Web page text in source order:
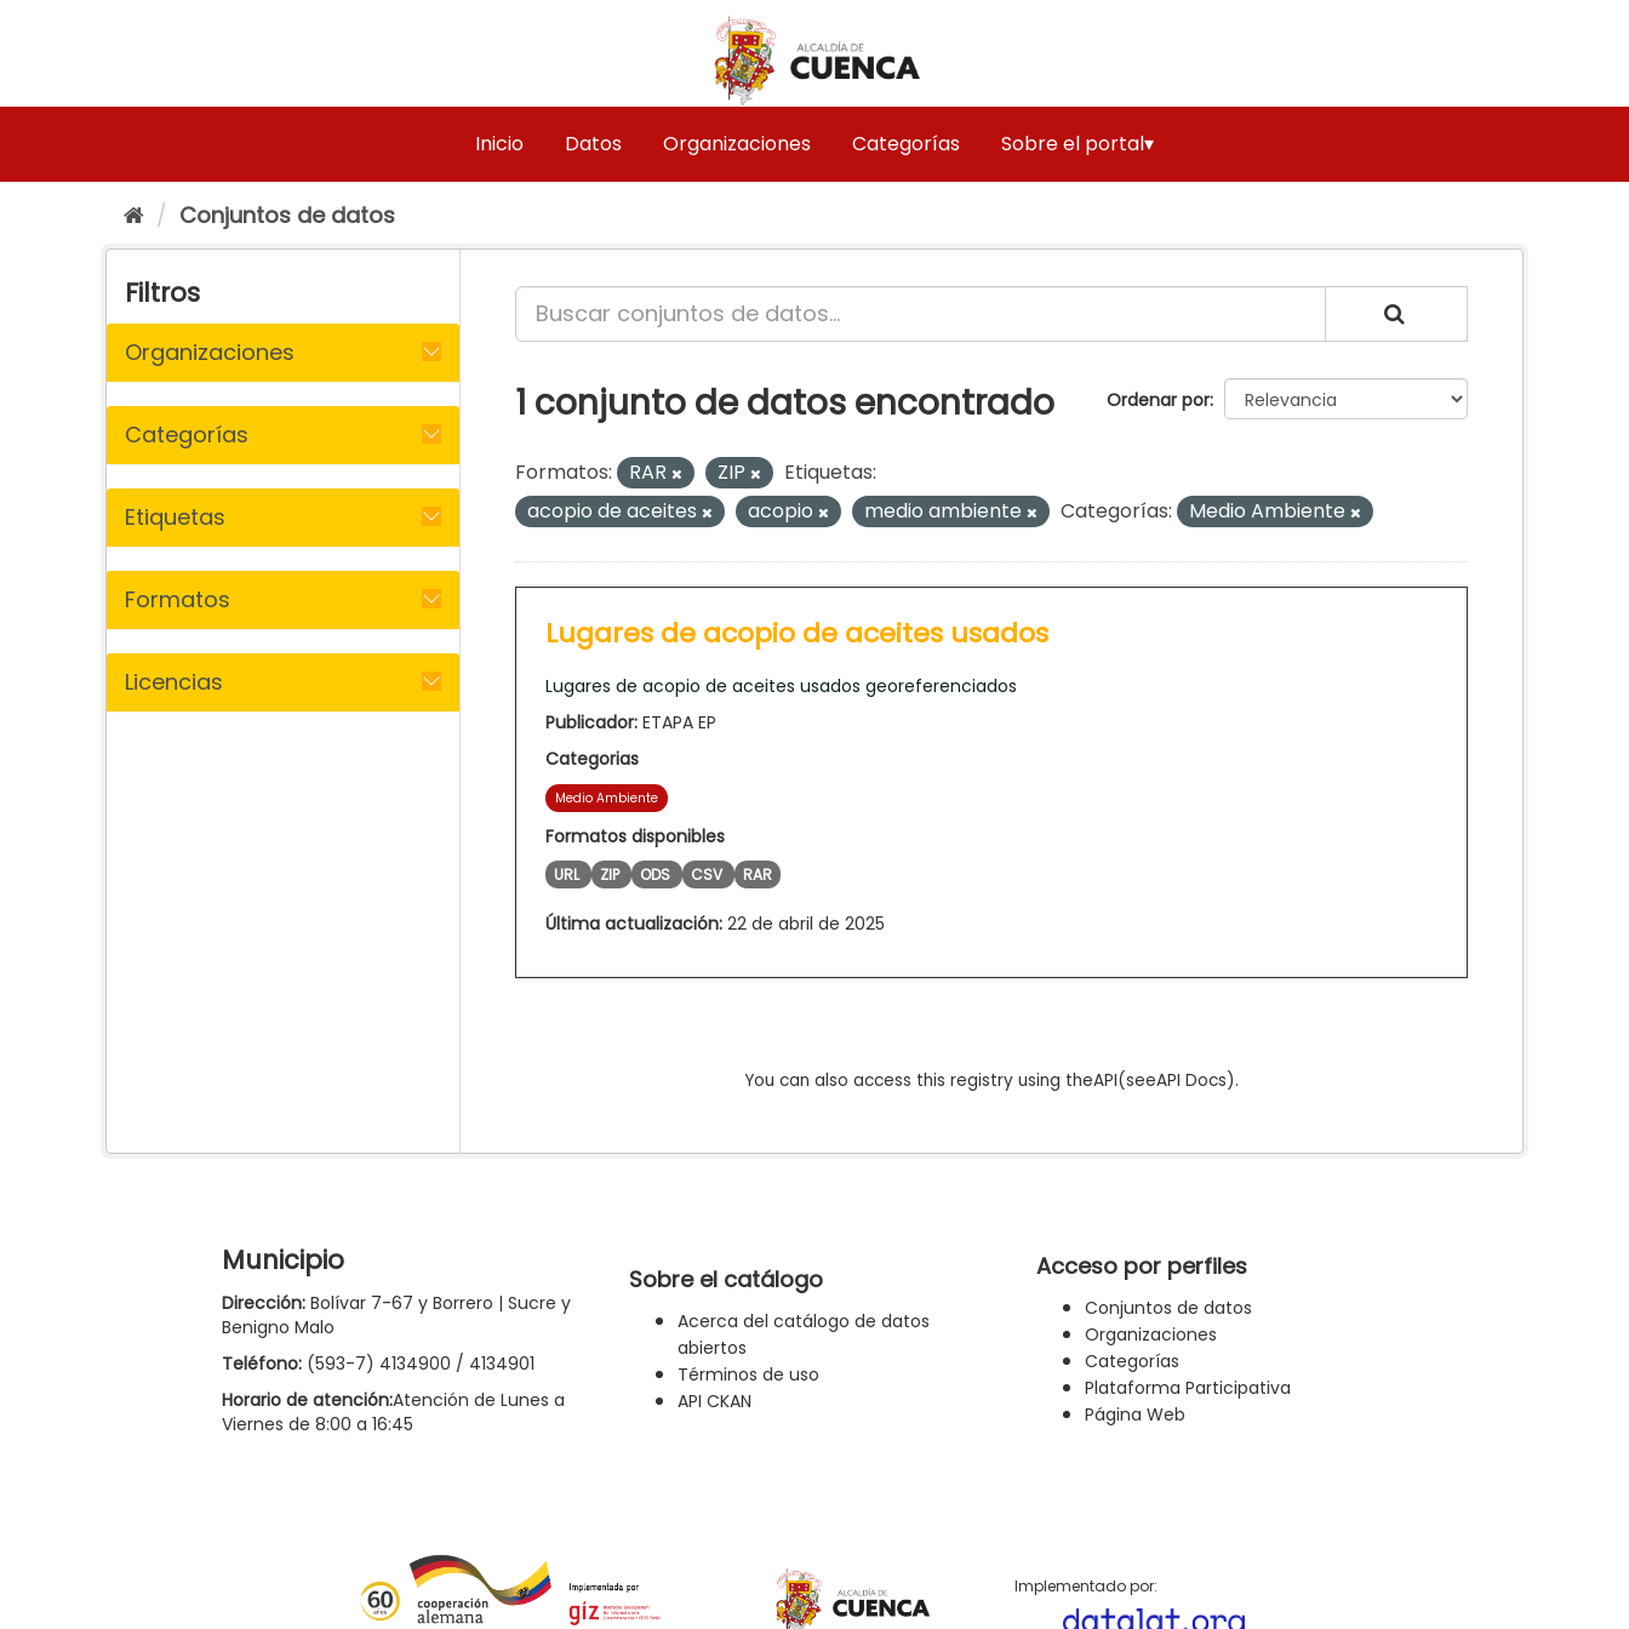
Inicio Datos Organizaciones Categorías Sobre el portal▾
Conjuntos de datos
Filtros
Organizaciones
Categorías
Etiquetas
Formatos
Licencias
Ordenar por
1 conjunto de datos encontrado
Formatos: RAR ZIP
Etiquetas:
acopio de aceites
acopio medio ambiente Categorías: Medio Ambiente
Lugares de acopio de aceites usados
Lugares de acopio de aceites usados georeferenciados
Publicador: ETAPA EP
Categorias
Medio Ambiente
Formatos disponibles
URL ZIP ODS CSV RAR
Última actualización: 22 de abril de 2025
You can also access this registry using theAPI(seeAPI Docs).
Municipio
Dirección: Bolívar 7-67 y Borrero | Sucre y
Benigno Malo
Teléfono: (593-7) 4134900 / 4134901
Horario de atención:Atención de Lunes a
Viernes de 8:00 a 16:45
Sobre el catálogo
Acerca del catálogo de datos
abiertos
Términos de uso
API CKAN
Acceso por perfiles
Conjuntos de datos
Organizaciones
Categorías
Plataforma Participativa
Página Web
Implementado por: